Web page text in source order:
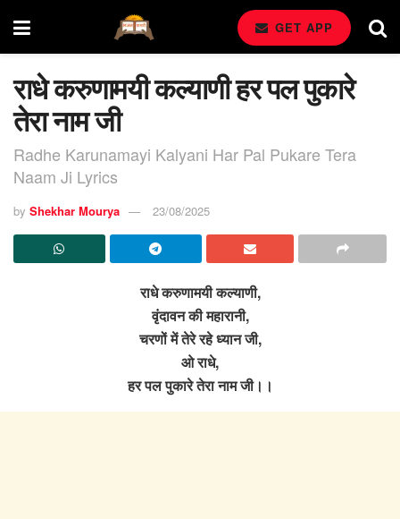
GET APP
राधे करुणामयी कल्याणी हर पल पुकारे
तेरा नाम जी
Radhe Karunamayi Kalyani Har Pal Pukare Tera
Naam Ji Lyrics
by Shekhar Mourya 23/08/2025
राधे करुणामयी कल्याणी,
वृंदावन की महारानी,
चरणों में तेरे रहे ध्यान जी,
ओ राधे,
हर पल पुकारे तेरा नाम जी।।